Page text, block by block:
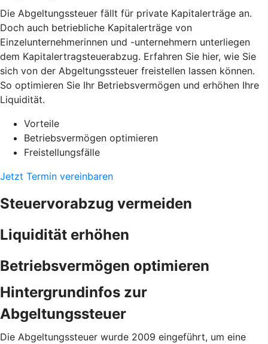
Die Abgeltungssteuer fällt für private Kapitalerträge an.
Doch auch betriebliche Kapitalerträge von
Einzelunternehmerinnen und -unternehmern unterliegen
dem Kapitalertragsteuerabzug. Erfahren Sie hier, wie Sie
sich von der Abgeltungssteuer freistellen lassen können.
So optimieren Sie Ihr Betriebsvermögen und erhöhen Ihre
Liquidität.
Vorteile
Betriebsvermögen optimieren
Freistellungsfälle
Jetzt Termin vereinbaren
Steuervorabzug vermeiden
Liquidität erhöhen
Betriebsvermögen optimieren
Hintergrundinfos zur
Abgeltungssteuer
Die Abgeltungssteuer wurde 2009 eingeführt, um eine